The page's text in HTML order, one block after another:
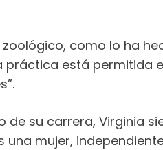
como lo ha
está permitida
su carrera, Virginia
mujer,